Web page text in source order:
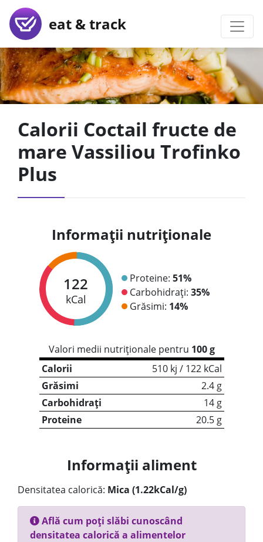
eat & track
Calorii Coctail fructe de
mare Vassiliou Trofinko
Plus
Informații nutriționale
122
kCal
Proteine: 51%
Carbohidrați: 35%
Grăsimi: 14%
Valori medii nutriționale pentru 100 g
Calorii
510 kj / 122 kCal
Grăsimi
2.4 g
Carbohidrați
14 g
Proteine
20.5 g
Informații aliment
Densitatea calorică: Mica (1.22kCal/g)
Află cum poți slăbi cunoscând
densitatea calorică a alimentelor